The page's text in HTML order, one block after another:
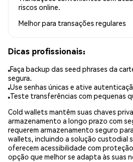
riscos online.
Melhor para transações regulares
Dicas profissionais:
Faça backup das seed phrases da
segura.
Use senhas únicas e ative
Teste transferências com pequenas
Cold wallets mantêm suas chaves
armazenamento a longo prazo com
requerem armazenamento seguro
wallets, incluindo a solução custodial
oferecem acessibilidade com
opção que melhor se adapta às suas